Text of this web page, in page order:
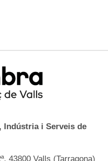
Indústria i Serveis de
43800 Valls (Tarragona)